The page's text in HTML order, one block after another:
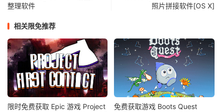
整理软件
照片拼接软件[OS X]
相关限免推荐
限时免费获取 Epic 游戏 Project
免费获取游戏 Boots Quest